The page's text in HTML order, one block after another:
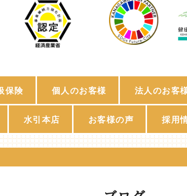
保険 個人のお客様 法人のお客
水引本店 お客様の声 採用